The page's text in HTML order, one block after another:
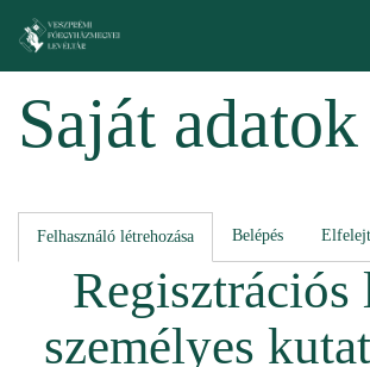
Saját adatok
Elsődleges fülek
Felhasználó létrehozása (aktív
fül)
Belépés
Regisztrációs
személyes